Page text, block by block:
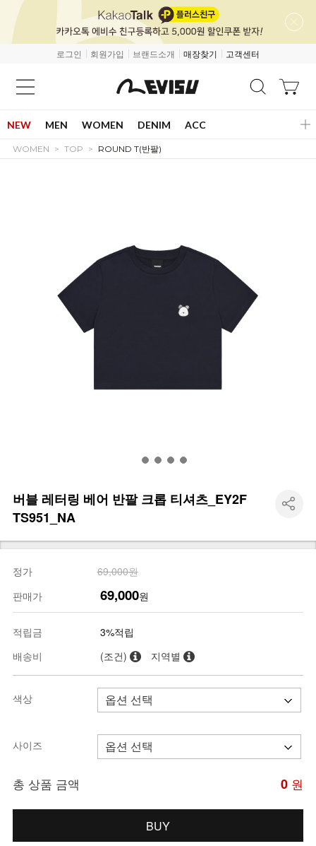
로그인 회원가입 브랜드소개 매장찾기 고객센터
NEW MEN WOMEN DENIM ACC
WOMEN TOP ROUND T(반팔)
버블 레터링 베어 반팔 크롭 티셔츠_EY2F
TS951_NA
정가
69,000원
판매가
69,000원
적립금
3%적립
배송비
(조건) 지역별
색상
사이즈
총 상품 금액 0 원
BUY